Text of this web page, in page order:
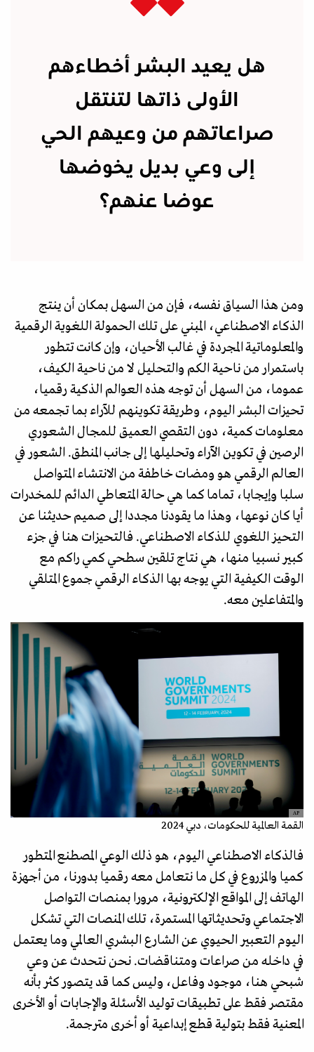
هل يعيد البشر أخطاءهم
الأولى ذاتها لتنتقل
صراعاتهم من وعيهم الحي
إلى وعي بديل يخوضها
عوضا عنهم؟
ومن هذا السياق نفسه، فإن من السهل بمكان أن ينتج
الذكاء الاصطناعي، المبني على تلك الحمولة اللغوية الرقمية
والمعلوماتية المجردة في غالب الأحيان، وإن كانت تتطور
باستمرار من ناحية الكم والتحليل لا من ناحية الكيف،
عموما، من السهل أن توجه هذه العوالم الذكية رقميا،
تحيزات البشر اليوم، وطريقة تكوينهم للآراء بما تجمعه من
معلومات كمية، دون التقصي العميق للمجال الشعوري
الرصين في تكوين الآراء وتحليلها إلى جانب المنطق. الشعور في
العالم الرقمي هو ومضات خاطفة من الانتشاء المتواصل
سلبا وإيجابا، تماما كما هي حالة المتعاطي الدائم للمخدرات
أيا كان نوعها، وهذا ما يقودنا مجددا إلى صميم حديثنا عن
التحيز اللغوي للذكاء الاصطناعي. فالتحيزات هنا في جزء
كبير نسبيا منها، هي نتاج تلقين سطحي كمي راكم مع
الوقت الكيفية التي يوجه بها الذكاء الرقمي جموع المتلقي
والمتفاعلين معه.
AP
القمة العالمية للحكومات، دبي 2024
فالذكاء الاصطناعي اليوم، هو ذلك الوعي المصطنع المتطور
كميا والمزروع في كل ما نتعامل معه رقميا بدورنا، من أجهزة
الهاتف إلى المواقع الإلكترونية، مرورا بمنصات التواصل
الاجتماعي وتحديثاتها المستمرة، تلك المنصات التي تشكل
اليوم التعبير الحيوي عن الشارع البشري العالمي وما يعتمل
في داخله من صراعات ومتناقضات. نحن نتحدث عن وعي
شبحي هنا، موجود وفاعل، وليس كما قد يتصور كثر بأنه
مقتصر فقط على تطبيقات توليد الأسئلة والإجابات أو الأخرى
المعنية فقط بتولية قطع إبداعية أو أخرى مترجمة.